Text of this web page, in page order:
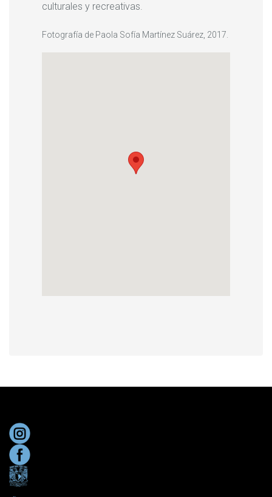
culturales y recreativas.
Fotografía de Paola Sofía Martínez Suárez, 2017.